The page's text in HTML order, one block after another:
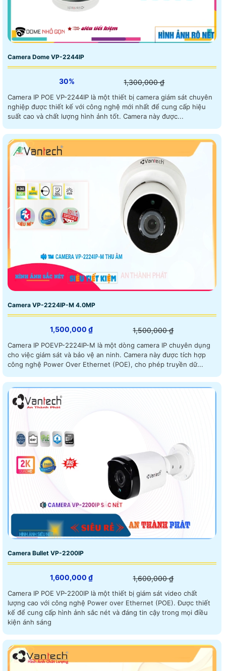
Camera Dome VP-2244IP
30% 1,300,000 ₫
Camera IP POE VP-2244IP là một thiết bị camera giám sát chuyên
nghiệp được thiết kế với công nghệ mới nhất để cung cấp hiệu
suất cao và chất lượng hình ảnh tốt. Camera này được...
Camera VP-2224IP-M 4.0MP
1,500,000 ₫ 1,500,000 ₫
Camera IP POEVP-2224IP-M là một dòng camera IP chuyên dụng
cho việc giám sát và bảo vệ an ninh. Camera này được tích hợp
công nghệ Power Over Ethernet (POE), cho phép truyền dữ...
Camera Bullet VP-2200IP
1,600,000 ₫ 1,600,000 ₫
Camera IP POE VP-2200IP là một thiết bị giám sát video chất
lượng cao với công nghệ Power over Ethernet (POE). Được thiết
kế để cung cấp hình ảnh sắc nét và đáng tin cậy trong mọi điều
kiện ánh sáng